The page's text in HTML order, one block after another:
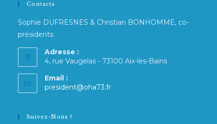
Contacts
Sophie DUFRESNES & Christian BONHOMME, co-
présidents
Adresse :
4, rue Vaugelas - 73100 Aix-les-Bains
Email :
president@oha73.frS’ouvre
Suivez-Nous !